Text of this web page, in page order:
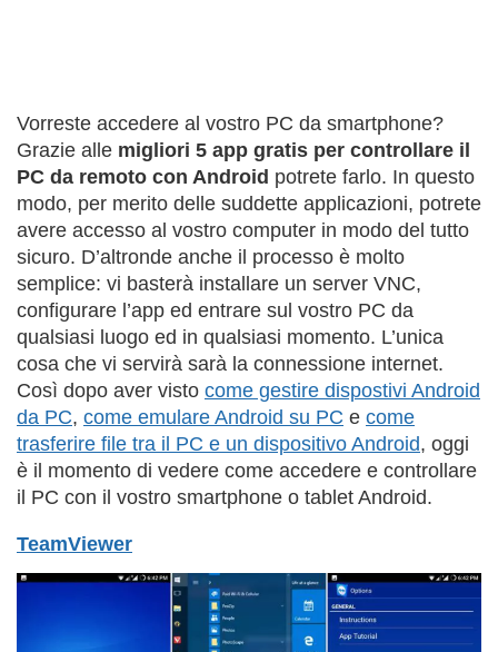
Vorreste accedere al vostro PC da smartphone?
Grazie alle migliori 5 app gratis per controllare il
PC da remoto con Android potrete farlo. In questo
modo, per merito delle suddette applicazioni, potrete
avere accesso al vostro computer in modo del tutto
sicuro. D’altronde anche il processo è molto
semplice: vi basterà installare un server VNC,
configurare l’app ed entrare sul vostro PC da
qualsiasi luogo ed in qualsiasi momento. L’unica
cosa che vi servirà sarà la connessione internet.
Così dopo aver visto come gestire dispostivi Android
da PC, come emulare Android su PC e come
trasferire file tra il PC e un dispositivo Android, oggi
è il momento di vedere come accedere e controllare
il PC con il vostro smartphone o tablet Android.
TeamViewer